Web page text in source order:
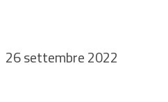
Progetti
26 settembre 2022